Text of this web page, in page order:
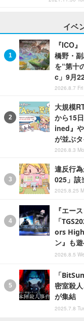
イベ
『ICO
橋野・
を“第十
c」9月
2026.8.7
大規模
から15
ined』
が並ぶ
2026.8.3
違反行
025」該
2025.8.25
『エー
「
ors High
ン』も
2026.8.5
「
密室殺
が集結
2025.7.8